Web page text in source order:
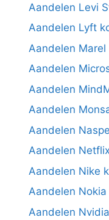
Aandelen Levi
Aandelen Lyft
Aandelen Marel
Aandelen
Aandelen
Aandelen
Aandelen
Aandelen
Aandelen Nike
Aandelen Nokia
Aandelen